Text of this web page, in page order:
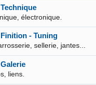
électronique.
Finition - Tuning
sellerie, jantes...
liens.